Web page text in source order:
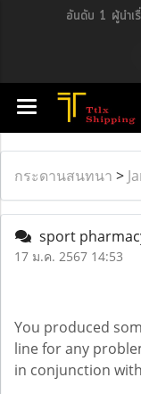
อันดับ 1 ผู้นำเรื่
กระดานสนทนา >
sport
17 ม.ค. 2567 14:53
You produced
line for any
in conjunction